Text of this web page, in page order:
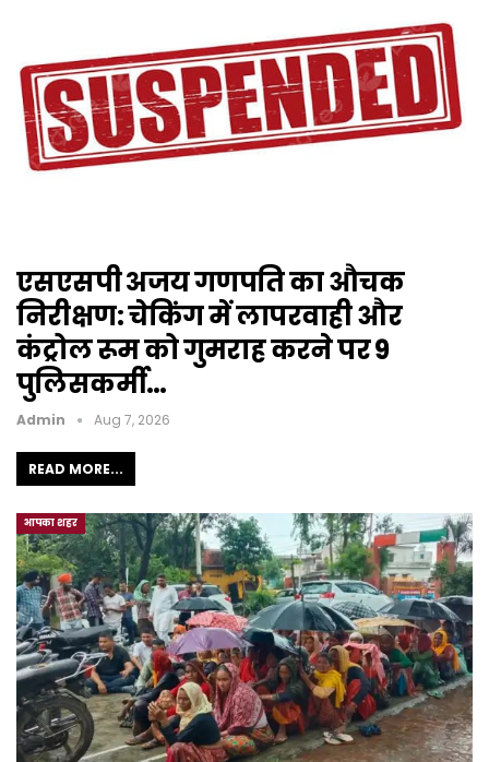
एसएसपी अजय गणपति का औचक
निरीक्षण: चेकिंग में लापरवाही और
कंट्रोल रूम को गुमराह करने पर 9
पुलिसकर्मी…
Admin Aug 7, 2026
READ MORE...
आपका शहर